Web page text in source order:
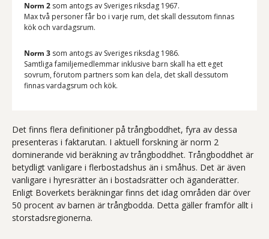
Norm 2 som antogs av Sveriges riksdag 1967.
Max två personer får bo i varje rum, det skall dessutom finnas
kök och vardagsrum.
Norm 3 som antogs av Sveriges riksdag 1986.
Samtliga familjemedlemmar inklusive barn skall ha ett eget
sovrum, förutom partners som kan dela, det skall dessutom
finnas vardagsrum och kök.
Det finns flera definitioner på trångboddhet, fyra av dessa
presenteras i faktarutan. I aktuell forskning är norm 2
dominerande vid beräkning av trångboddhet. Trångboddhet är
betydligt vanligare i flerbostadshus än i småhus. Det är även
vanligare i hyresrätter än i bostadsrätter och äganderätter.
Enligt Boverkets beräkningar finns det idag områden där över
50 procent av barnen är trångbodda. Detta gäller framför allt i
storstadsregionerna.